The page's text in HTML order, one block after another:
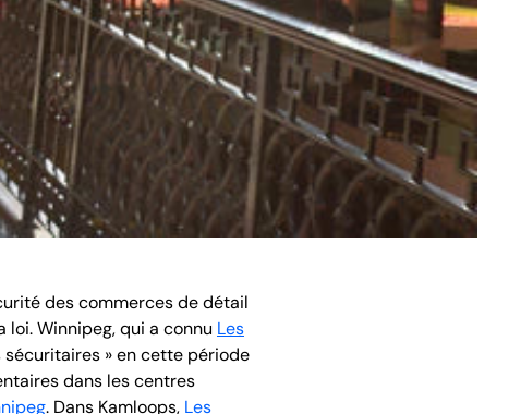
des commerces de détail
Winnipeg, qui a connu Les
» en cette période
dans les centres
. Dans Kamloops, Les